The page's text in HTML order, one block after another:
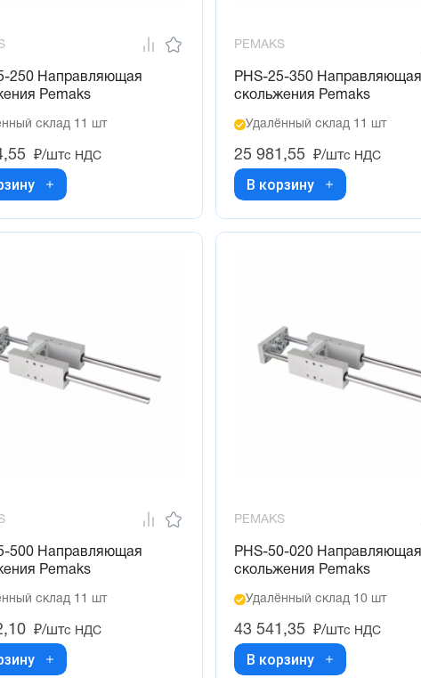
250 Направляющая
Pemaks
склад 11 шт
₽/штс НДС
PEMAKS
PHS-25-350 Направляющая
скольжения Pemaks
Удалённый склад 11 шт
25 981,55 ₽/штс НДС
В корзину
500 Направляющая
Pemaks
склад 11 шт
₽/штс НДС
PEMAKS
PHS-50-020 Направляющая
скольжения Pemaks
Удалённый склад 10 шт
43 541,35 ₽/штс НДС
В корзину